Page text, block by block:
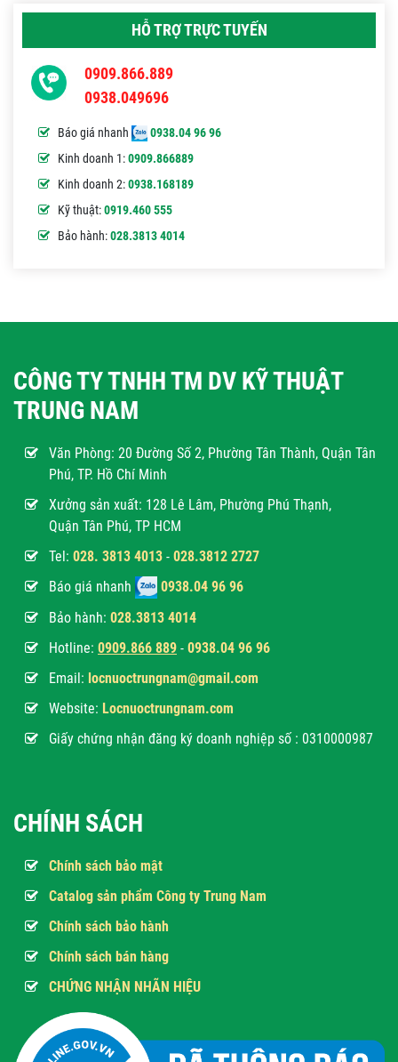
HỖ TRỢ TRỰC TUYẾN
0909.866.889
0938.049696
Báo giá nhanh
0938.04 96 96
Kinh doanh 1:0909.866889
Kinh doanh 2:0938.168189
Kỹ thuật:0919.460 555
Bảo hành:028.3813 4014
CÔNG TY TNHH TM DV KỸ THUẬT
TRUNG NAM
Văn Phòng: 20 Đường Số 2, Phường Tân Thành, Quận Tân
Phú, TP. Hồ Chí Minh
Xưởng sản xuất: 128 Lê Lâm, Phường Phú Thạnh,
Quận Tân Phú, TP HCM
Tel: 028. 3813 4013 - 028.3812 2727
Báo giá nhanh
0938.04 96 96
Bảo hành: 028.3813 4014
Hotline: 0909.866 889 - 0938.04 96 96
Email: locnuoctrungnam@gmail.com
Website: Locnuoctrungnam.com
Giấy chứng nhận đăng ký doanh nghiệp số : 0310000987
CHÍNH SÁCH
Chính sách bảo mật
Catalog sản phẩm Công ty Trung Nam
Chính sách bảo hành
Chính sách bán hàng
CHỨNG NHẬN NHÃN HIỆU